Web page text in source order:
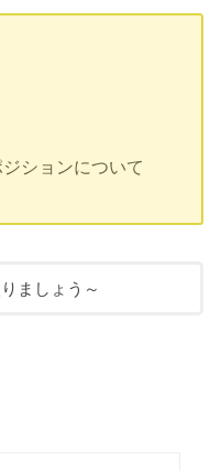
ションについて
ましょう～